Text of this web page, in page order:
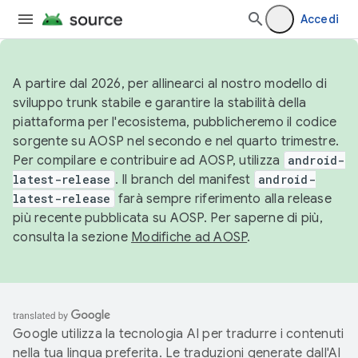
Accedi
A partire dal 2026, per allinearci al nostro modello di
sviluppo trunk stabile e garantire la stabilità della
piattaforma per l'ecosistema, pubblicheremo il codice
sorgente su AOSP nel secondo e nel quarto trimestre.
Per compilare e contribuire ad AOSP, utilizza
android-
latest-release . Il branch del manifest android-
latest-release farà sempre riferimento alla release
più recente pubblicata su AOSP. Per saperne di più,
consulta la sezione Modifiche ad AOSP.
Google utilizza la tecnologia AI per tradurre i contenuti
nella tua lingua preferita. Le traduzioni generate dall'AI